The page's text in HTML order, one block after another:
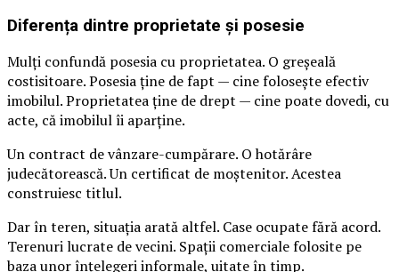
Diferența dintre proprietate și posesie
Mulți confundă posesia cu proprietatea. O greșeală
costisitoare. Posesia ține de fapt — cine folosește efectiv
imobilul. Proprietatea ține de drept — cine poate dovedi, cu
acte, că imobilul îi aparține.
Un contract de vânzare-cumpărare. O hotărâre
judecătorească. Un certificat de moștenitor. Acestea
construiesc titlul.
Dar în teren, situația arată altfel. Case ocupate fără acord.
Terenuri lucrate de vecini. Spații comerciale folosite pe
baza unor înțelegeri informale, uitate în timp.